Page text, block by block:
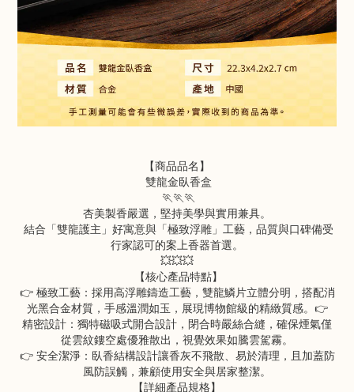
【商品品名】
雙龍金臥香盒
🏃🏃🏃
杏美製香嚴選，堅持美學與實用兼具。
結合「雙龍護主」好寓意與「極致浮雕」工藝，品質與口碑備受
行家認可的案上香器首選。
💥💥💥
【核心產品特點】
👉 極致工藝：採用高浮雕鑄造工藝，雙龍鱗片立體分明，搭配消
光黑合金材質，手感溫潤如玉，展現博物館級的精緻質感。👉
精密設計：獨特磁吸式開合設計，閉合時嚴絲合縫，確保煙氣僅
從雲紋鏤空處優雅散出，視覺效果如騰雲駕霧。
👉 安全潔淨：臥香結構設計讓香灰不飛散、易於清理，且加蓋防
風防誤觸，兼顧使用安全與居家整潔。
【詳細產品規格】